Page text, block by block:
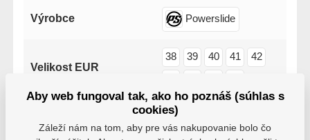
Výrobce Powerslide
Velikost EUR
38 39 40 41
42
Aby web fungoval tak, ako ho poznáš (súhlas s
cookies)
Záleží nám na tom, aby pre vás nakupovanie bolo čo